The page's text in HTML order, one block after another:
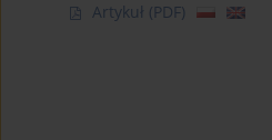
Artykuł (PDF)